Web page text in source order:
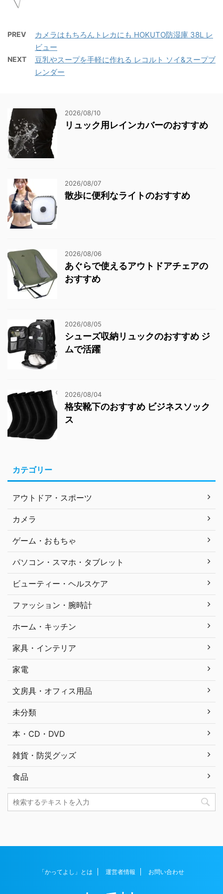
PREV
カメラはもちろんトレカにも HOKUTO防湿庫 38L レ
ビュー
NEXT
豆乳やスープを手軽に作れる レコルト ソイ&スープブ
レンダー
2026/08/10
リュック用レインカバーのおすすめ
2026/08/07
散歩に便利なライトのおすすめ
2026/08/06
あぐらで使えるアウトドアチェアの
おすすめ
2026/08/05
シューズ収納リュックのおすすめ ジ
ムで活躍
2026/08/04
格安靴下のおすすめ ビジネスソック
ス
カテゴリー
アウトドア・スポーツ
カメラ
ゲーム・おもちゃ
パソコン・スマホ・タブレット
ビューティー・ヘルスケア
ファッション・腕時計
ホーム・キッチン
家具・インテリア
家電
文房具・オフィス用品
未分類
本・CD・DVD
雑貨・防災グッズ
食品
「かってよし」とは 運営者情報 お問い合わせ